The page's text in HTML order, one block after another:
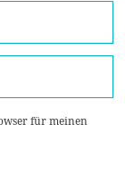
für meinen